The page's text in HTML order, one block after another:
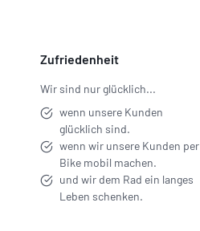
Zufriedenheit
Wir sind nur glücklich...
wenn unsere Kunden
glücklich sind.
wenn wir unsere Kunden per
Bike mobil machen.
und wir dem Rad ein langes
Leben schenken.